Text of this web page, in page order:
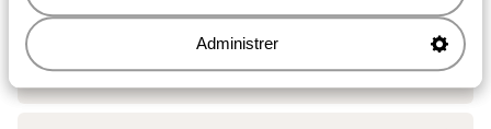
Administrer
Chalet Le Jardin de Rosalie
Chalet la Grange de Marcelline